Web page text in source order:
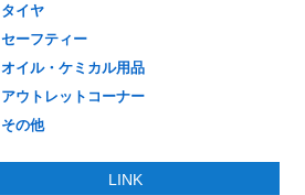
タイヤ
セーフティー
オイル・ケミカル用品
アウトレットコーナー
その他
LINK